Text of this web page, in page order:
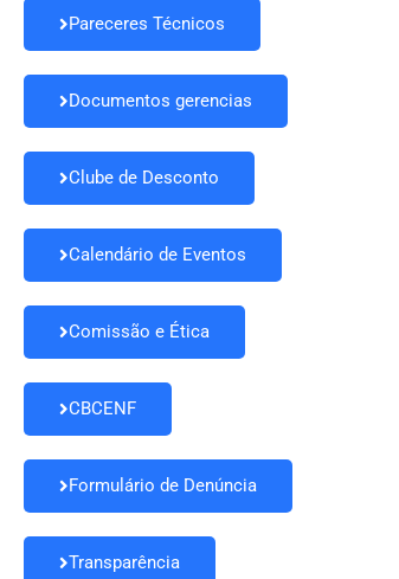
Pareceres Técnicos
Documentos gerencias
Clube de Desconto
Calendário de Eventos
Comissão e Ética
CBCENF
Formulário de Denúncia
Transparência